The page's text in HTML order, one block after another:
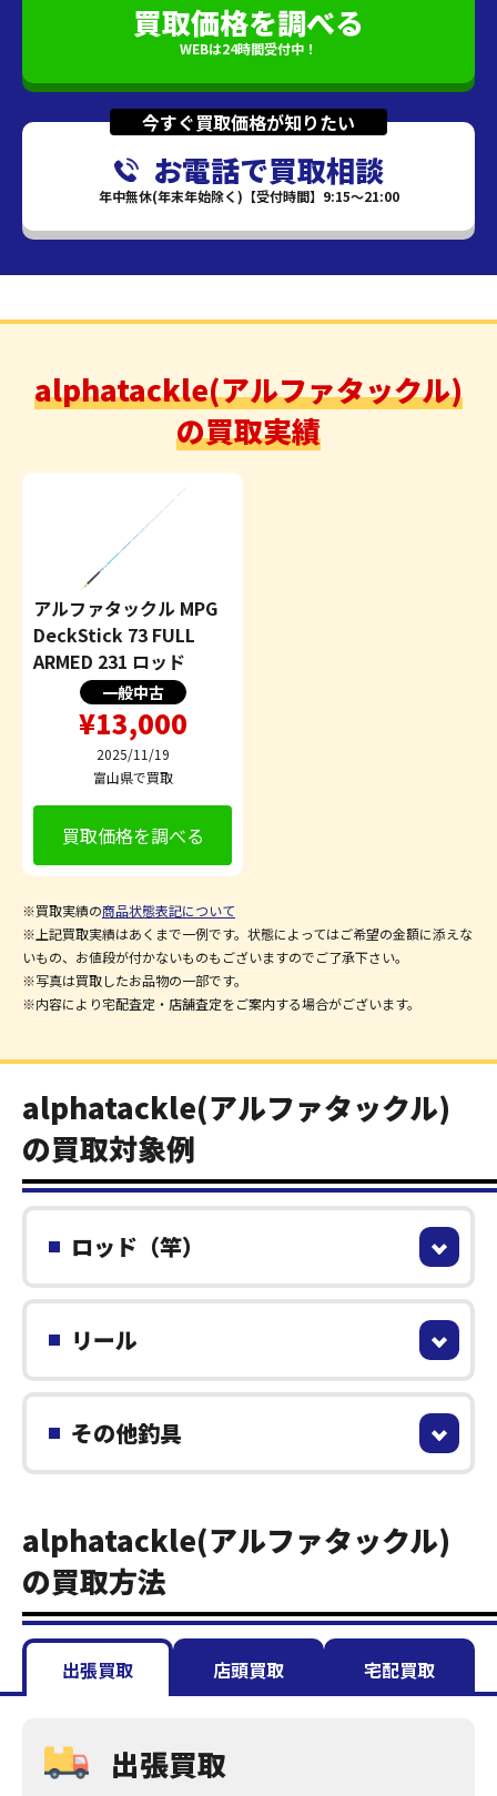
買取価格を調べる
WEBは24時間受付中！
今すぐ買取価格が知りたい
お電話で買取相談
年中無休(年末年始除く)【受付時間】9:15～21:00
alphatackle(アルファタックル)
の買取実績
アルファタックル MPG
DeckStick 73 FULL
ARMED 231 ロッド
一般中古
¥13,000
2025/11/19
富山県で買取
買取価格を調べる
※買取実績の商品状態表記について
※上記買取実績はあくまで一例です。状態によってはご希望の金額に添えな
いもの、お値段が付かないものもございますのでご了承下さい。
※写真は買取したお品物の一部です。
※内容により宅配査定・店舗査定をご案内する場合がございます。
alphatackle(アルファタックル)
の買取対象例
ロッド（竿）
リール
その他釣具
alphatackle(アルファタックル)
の買取方法
出張買取 店頭買取 宅配買取
出張買取